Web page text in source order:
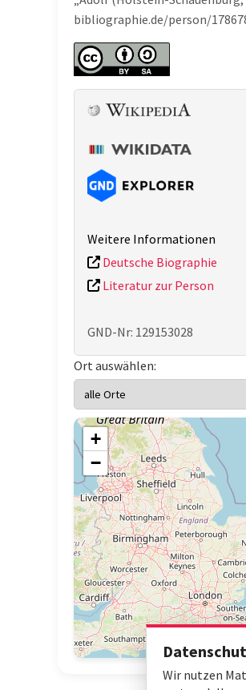
bibliographie.de/person/
Weitere Informationen
Deutsche Biographie
Literatur zur Person
GND-Nr: 129153028
Ort auswählen:
+
−
Wir nutzen